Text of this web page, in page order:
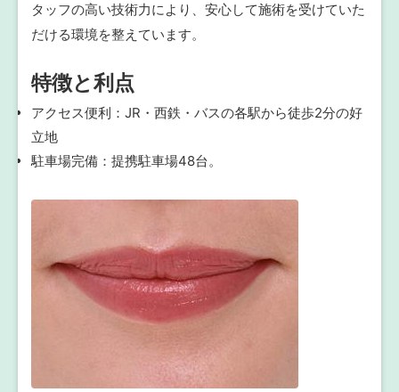
タッフの高い技術力により、安心して施術を受けていた
だける環境を整えています。
特徴と利点
アクセス便利：JR・西鉄・バスの各駅から徒歩2分の好
立地
駐車場完備：提携駐車場48台。